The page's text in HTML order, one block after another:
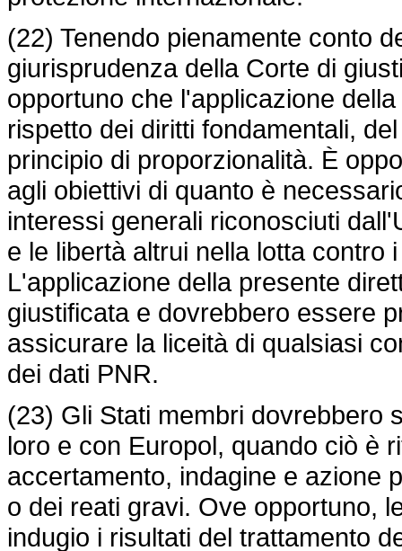
(22) Tenendo pienamente conto
giurisprudenza della Corte di
opportuno che l'applicazione
rispetto dei diritti fondamentali,
principio di proporzionalità. È
agli obiettivi di quanto è
interessi generali riconosciuti
e le libertà altrui nella lotta contro
L'applicazione della presente
giustificata e dovrebbero essere
assicurare la liceità di qualsiasi
dei dati PNR.
(23) Gli Stati membri dovrebbero
loro e con Europol, quando ciò è
accertamento, indagine e azione
o dei reati gravi. Ove opportuno,
indugio i risultati del trattamento